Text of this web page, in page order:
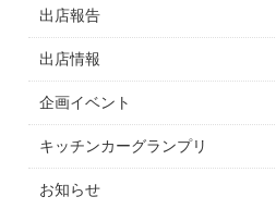
出店報告
出店情報
企画イベント
キッチンカーグランプリ
お知らせ